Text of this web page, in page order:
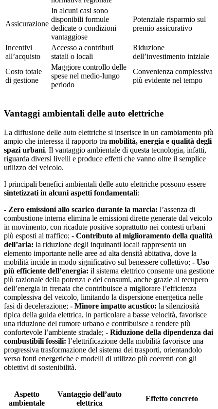
Assicurazione
In alcuni casi sono
disponibili formule
dedicate o condizioni
vantaggiose
Potenziale risparmio sul
premio assicurativo
Incentivi
all’acquisto
Accesso a contributi
statali o locali
Riduzione
dell’investimento iniziale
Costo totale
di gestione
Maggiore controllo delle
spese nel medio-lungo
periodo
Convenienza complessiva
più evidente nel tempo
Vantaggi ambientali delle auto elettriche
La diffusione delle auto elettriche si inserisce in un cambiamento più
ampio che interessa il rapporto tra mobilità, energia e qualità degli
spazi urbani. Il vantaggio ambientale di questa tecnologia, infatti,
riguarda diversi livelli e produce effetti che vanno oltre il semplice
utilizzo del veicolo.
I principali benefici ambientali delle auto elettriche possono essere
sintetizzati in alcuni aspetti fondamentali:
- Zero emissioni allo scarico durante la marcia: l’assenza di
combustione interna elimina le emissioni dirette generate dal veicolo
in movimento, con ricadute positive soprattutto nei contesti urbani
più esposti al traffico; - Contributo al miglioramento della qualità
dell’aria: la riduzione degli inquinanti locali rappresenta un
elemento importante nelle aree ad alta densità abitativa, dove la
mobilità incide in modo significativo sul benessere collettivo; - Uso
più efficiente dell’energia: il sistema elettrico consente una gestione
più razionale della potenza e dei consumi, anche grazie al recupero
dell’energia in frenata che contribuisce a migliorare l’efficienza
complessiva del veicolo, limitando la dispersione energetica nelle
fasi di decelerazione; - Minore impatto acustico: la silenziosità
tipica della guida elettrica, in particolare a basse velocità, favorisce
una riduzione del rumore urbano e contribuisce a rendere più
confortevole l’ambiente stradale; - Riduzione della dipendenza dai
combustibili fossili: l’elettrificazione della mobilità favorisce una
progressiva trasformazione del sistema dei trasporti, orientandolo
verso fonti energetiche e modelli di utilizzo più coerenti con gli
obiettivi di sostenibilità.
Aspetto
ambientale
Vantaggio dell’auto
elettrica
Effetto concreto